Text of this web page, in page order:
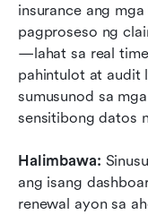
insurance ang
pagproseso ng
—lahat sa real
pahintulot at audit
sumusunod sa
sensitibong datos
Halimbawa:
ang isang
renewal ayon sa